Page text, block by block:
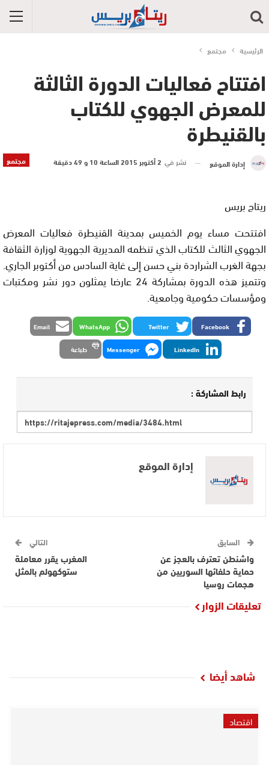
الرئيسية مجتمع
افتتاح فعاليات الدورة الثالثة
للمعرض الجهوي للكتاب
بالقنيطرة
مجتمع إدارة الموقع نشر في 2 أكتوبر 2015 الساعة 10 و 49 دقيقة
ريتاج بريس
افتتحت مساء يوم الخميس بمدينة القنيطرة فعاليات المعرض
الجهوي الثالث للكتاب الذي تنظمه المديرية الجهوية لوزارة الثقافة
بجهة الغرب الشراردة بني حسن إلى غاية السادس من أكتوبر الجاري.
وتتميز هذه الدورة بمشاركة 24 عارضا يمثلون دور نشر ومكتبات
ومؤسسات حكومية وجامعية.
Facebook
Twitter
WhatsApp
Email
LinkedIn
Messenger طباعة
رابط المشاركة :
إدارة الموقع
السابق
واشنطن تعترف بالعجز عن
حماية حلفائها السوريين من
هجمات روسيا
التالي
المغرب يقرر معاملة
ستوكهولم بالمثل
تعليقات الزوار
شاهد أيضا
اقتصاد